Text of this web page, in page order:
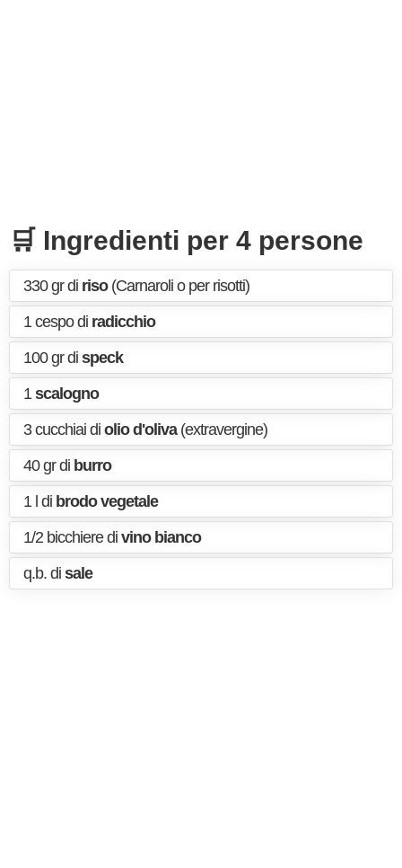
🛒 Ingredienti per 4 persone
330 gr di riso(Carnaroli o per risotti)
1 cespo di radicchio
100 gr di speck
1scalogno
3 cucchiai di olio d'oliva(extravergine)
40 gr di burro
1 l di brodo vegetale
1/2 bicchiere di vino bianco
q.b. di sale